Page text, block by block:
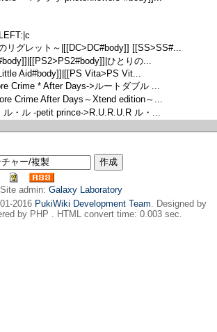
Site admin: Galaxy Laboratory
2016 PukiWiki Development Team. Designed by
by PHP . HTML convert time: 0.003 sec.